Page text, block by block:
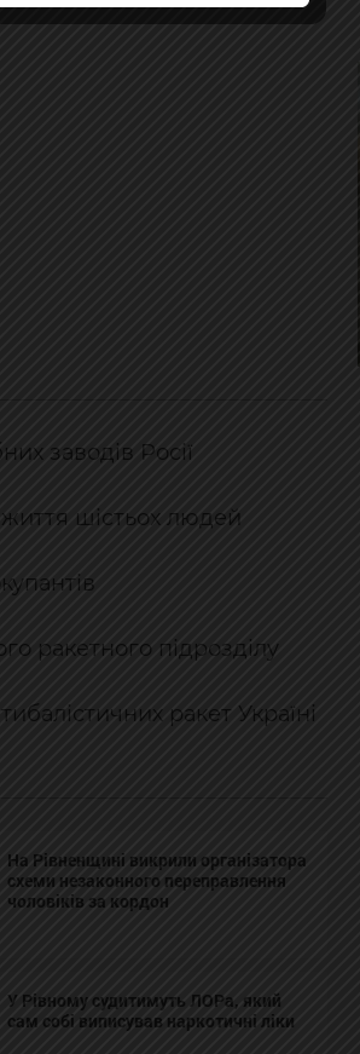
заводів Росії
шістьох людей
ракетного підрозділу
ракет Україні
На Рівненщині викрили організатора
схеми незаконного переправлення
чоловіків за кордон
У Рівному судитимуть ЛОРа, який
сам собі виписував наркотичні ліки